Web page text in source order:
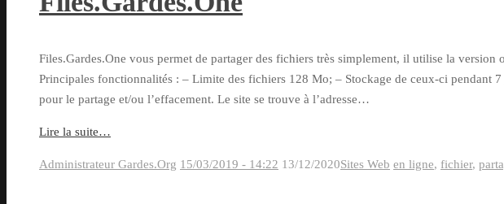
Files.Gardes.One vous permet de partager des fichiers très simplement, il utilise la version
Principales fonctionnalités : – Limite des fichiers 128 Mo; – Stockage de ceux-ci pendant
pour le partage et/ou l’effacement. Le site se trouve à l’adresse…
Lire la suite…
Administrateur Gardes.Org 15/03/2019 - 14:22 13/12/2020Sites Web en ligne, fichier,